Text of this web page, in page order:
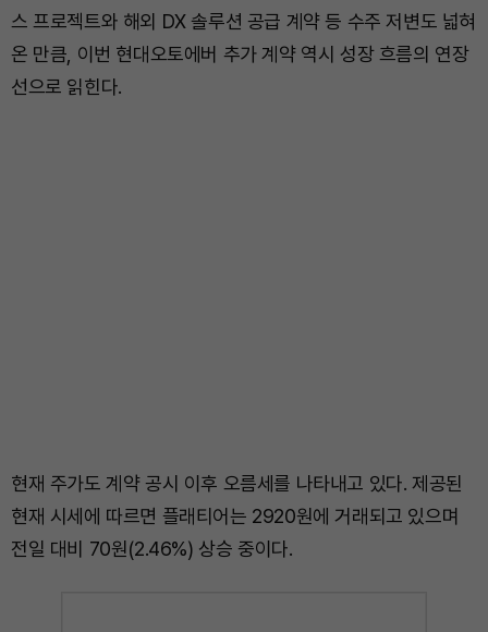
스 프로젝트와 해외 DX 솔루션 공급 계약 등 수주 저변도 넓혀
온 만큼, 이번 현대오토에버 추가 계약 역시 성장 흐름의 연장
선으로 읽힌다.
현재 주가도 계약 공시 이후 오름세를 나타내고 있다. 제공된
현재 시세에 따르면 플래티어는 2920원에 거래되고 있으며
전일 대비 70원(2.46%) 상승 중이다.